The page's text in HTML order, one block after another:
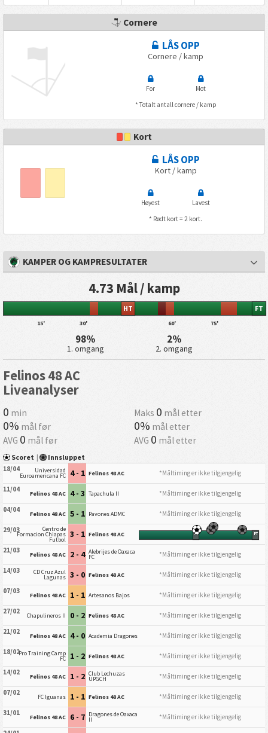
Cornere
LÅS OPP
Cornere / kamp
For
Mot
* Totalt antall cornere / kamp
Kort
LÅS OPP
Kort / kamp
Høyest
Lavest
* Rødt kort = 2 kort.
KAMPER OG KAMPRESULTATER
4.73 Mål / kamp
15' 30'
HT
60' 75'
FT
98%
1. omgang
2%
2. omgang
Felinos 48 AC
Liveanalyser
0 min Maks 0 mål etter
0% mål før 0% mål etter
AVG 0 mål før AVG 0 mål etter
Scoret | Innsluppet
18/04 Universidad
Euroamericana FC 4 - 1 Felinos 48 AC
*Måltiming er ikke tilgjengelig
11/04
Felinos 48 AC 4 - 3 Tapachula II
*Måltiming er ikke tilgjengelig
04/04
Felinos 48 AC 5 - 1 Pavones ADMC
*Måltiming er ikke tilgjengelig
29/03
Centro de
Formacion Chiapas
Futbol 3 - 1 Felinos 48 AC HT FT
21/03 Felinos 48 AC 2 - 4 Alebrijes de Oaxaca
FC
*Måltiming er ikke tilgjengelig
14/03
CD Cruz Azul
Lagunas 3 - 0 Felinos 48 AC
*Måltiming er ikke tilgjengelig
07/03
Felinos 48 AC 1 - 1 Artesanos Bajos
*Måltiming er ikke tilgjengelig
27/02
Chapulineros II 0 - 2 Felinos 48 AC
*Måltiming er ikke tilgjengelig
21/02
Felinos 48 AC 4 - 0 Academia Dragones
*Måltiming er ikke tilgjengelig
18/02Pro Training Camp
FC 1 - 2 Felinos 48 AC
*Måltiming er ikke tilgjengelig
14/02
Felinos 48 AC 1 - 2 Club Lechuzas
UPGCH
*Måltiming er ikke tilgjengelig
07/02
FC Iguanas 1 - 1 Felinos 48 AC
*Måltiming er ikke tilgjengelig
31/01
Felinos 48 AC 6 - 7 Dragones de Oaxaca
II
*Måltiming er ikke tilgjengelig